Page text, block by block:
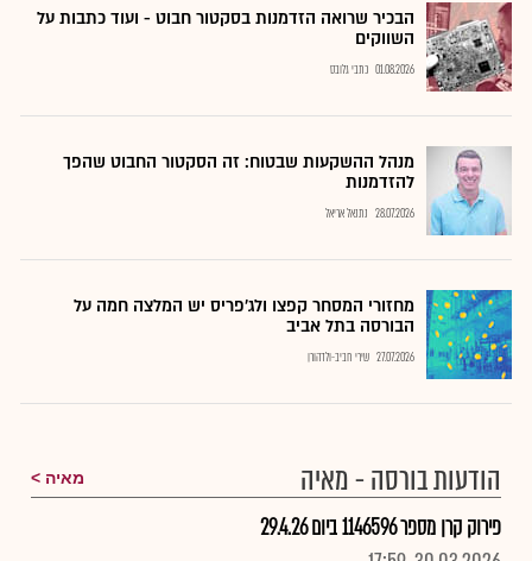
הבכיר שרואה הזדמנות בסקטור חבוט - ועוד כתבות על
השווקים
01.08.2026 כתבי גלובס
מנהל ההשקעות שבטוח: זה הסקטור החבוט שהפך
להזדמנות
28.07.2026 נתנאל אריאל
מחזורי המסחר קפצו ולג'פריס יש המלצה חמה על
הבורסה בתל אביב
27.07.2026 שירי חביב-ולדהורן
הודעות בורסה - מאיה מאיה
פירוק קרן מספר 1146596 ביום 29.4.26